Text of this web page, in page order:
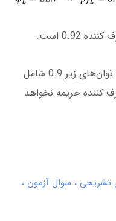
0.92 است.
طبق ضوابط شرکت توزیع برق، ضریب توان‌های زیر 0.9 شامل
جریمه نخواهد
تشریحی
سوال آزمون